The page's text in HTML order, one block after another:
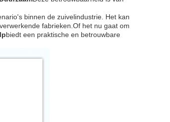
binnen de zuivelindustrie. Het kan
fabrieken.Of het nu gaat om
biedt een praktische en betrouwbare